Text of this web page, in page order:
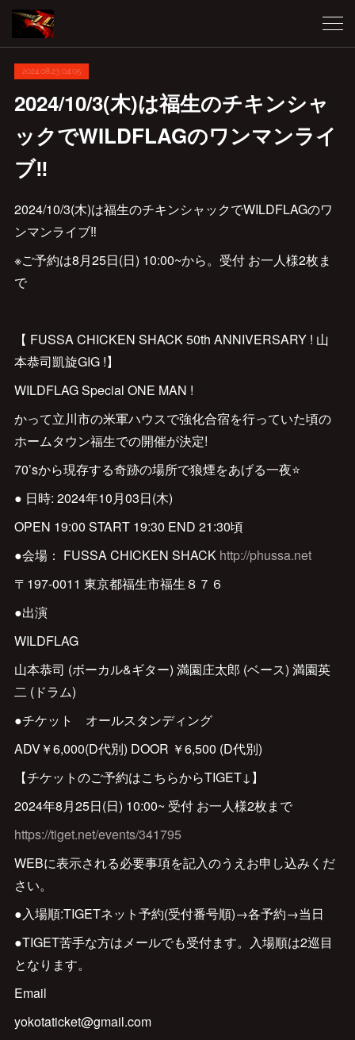
2024.08.23 04:05
2024/10/3(木)は福生のチキンシャ
ックでWILDFLAGのワンマンライ
ブ‼️
2024/10/3(木)は福生のチキンシャックでWILDFLAGのワ
ンマンライブ‼️
※ご予約は8月25日(日) 10:00~から。受付 お一人様2枚ま
で
【 FUSSA CHICKEN SHACK 50th ANNIVERSARY ! 山
本恭司凱旋GIG !】
WILDFLAG Special ONE MAN !
かって立川市の米軍ハウスで強化合宿を行っていた頃の
ホームタウン福生での開催が決定!
70’sから現存する奇跡の場所で狼煙をあげる一夜⭐️
● 日時: 2024年10月03日(木)
OPEN 19:00 START 19:30 END 21:30頃
●会場： FUSSA CHICKEN SHACK http://phussa.net
〒197-0011 東京都福生市福生８７６
●出演
WILDFLAG
山本恭司 (ボーカル&ギター) 満園庄太郎 (ベース) 満園英
二 (ドラム)
●チケット オールスタンディング
ADV￥6,000(D代別) DOOR ￥6,500 (D代別)
【チケットのご予約はこちらからTIGET↓】
2024年8月25日(日) 10:00~ 受付 お一人様2枚まで
https://tiget.net/events/341795
WEBに表示される必要事項を記入のうえお申し込みくだ
さい。
●入場順:TIGETネット予約(受付番号順)→各予約→当日
●TIGET苦手な方はメールでも受付ます。入場順は2巡目
となります。
Email
yokotaticket@gmail.com